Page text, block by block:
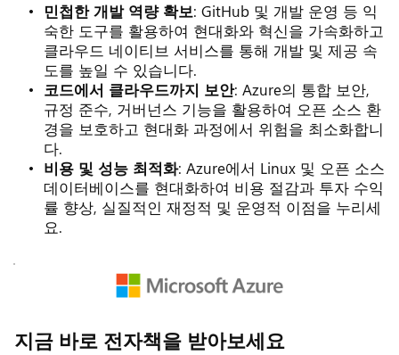
민첩한 개발 역량 확보: GitHub 및 개발 운영 등 익
숙한 도구를 활용하여 현대화와 혁신을 가속화하고
클라우드 네이티브 서비스를 통해 개발 및 제공 속
도를 높일 수 있습니다.
코드에서 클라우드까지 보안: Azure의 통합 보안,
규정 준수, 거버넌스 기능을 활용하여 오픈 소스 환
경을 보호하고 현대화 과정에서 위험을 최소화합니
다.
비용 및 성능 최적화: Azure에서 Linux 및 오픈 소스
데이터베이스를 현대화하여 비용 절감과 투자 수익
률 향상, 실질적인 재정적 및 운영적 이점을 누리세
요.
지금 바로 전자책을 받아보세요